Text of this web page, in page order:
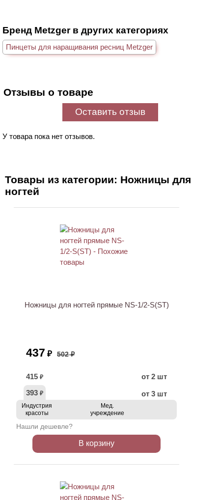
Бренд Metzger в других категориях
Пинцеты для наращивания ресниц Metzger
Отзывы о товаре
Оставить отзыв
У товара пока нет отзывов.
Товары из категории: Ножницы для
ногтей
Ножницы для ногтей прямые NS-1/2-S(ST)
437 ₽ 502 ₽
415 ₽
от 2 шт
393 ₽ от 3 шт
Индустрия
красоты
Мед.
учреждение
Нашли дешевле?
В корзину